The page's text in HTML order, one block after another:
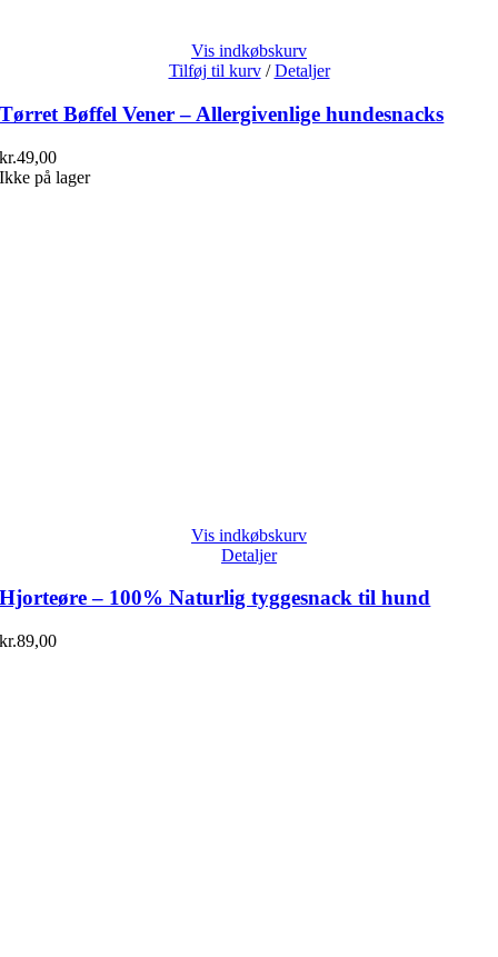
Vis indkøbskurv
Tilføj til kurv / Detaljer
Tørret Bøffel Vener – Allergivenlige hundesnacks
kr.49,00
Ikke på lager
Vis indkøbskurv
Detaljer
Hjorteøre – 100% Naturlig tyggesnack til hund
kr.89,00